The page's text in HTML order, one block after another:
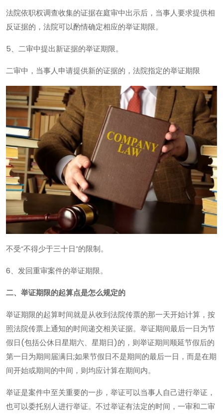
法院依职权调查收集的证据在庭审中出示后，当事人要求提供相
反证据的，法院可以酌情确定相应的举证期限。
5、二审中提出新证据的举证期限。
二审中，当事人申请提供新的证据的，法院指定的举证期限
不受“不得少于三十日”的限制。
6、发回重审案件的举证期限。
二、举证期限的起算点是怎么规定的
举证期限的起算时间就是从收到法院传票的那一天开始计算，按
照法院传票上通知的时间递交相关证据。举证期间最后一日为节
假日(包括公休日星期六、星期日)的，则举证期间顺延节假后的
第一日为期间届满日;如果节假日不是期间的最后一日，而是在期
间开始或期间的中间，则均应计算在期间内。
举证是案件中至关重要的一步，举证可以当事人自己进行举证，
也可以委托别人进行举证。不过举证有法定的时间，一审和二审